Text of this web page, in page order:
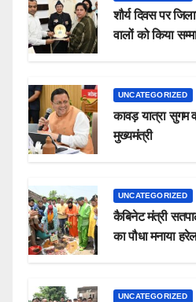
शौर्य दिवस पर
वालों को किया
UNCATEGORIZED
कावड़ यात्रा सुगम
मुख्यमंत्री
UNCATEGORIZED
कैबिनेट मंत्री
का पौधा मनाया
UNCATEGORIZED